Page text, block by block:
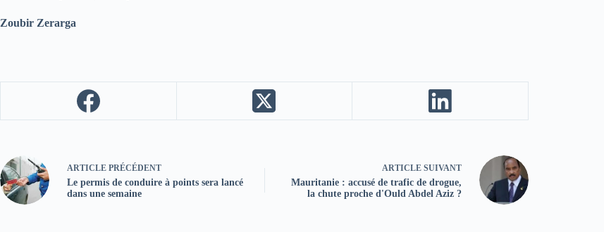
Zoubir Zerarga
ARTICLE PRÉCÉDENT
Le permis de conduire à points sera lancé
dans une semaine
ARTICLE SUIVANT
Mauritanie : accusé de trafic de drogue,
la chute proche d'Ould Abdel Aziz ?